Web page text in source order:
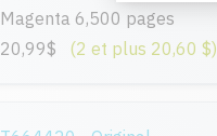
Magenta 6,500 pages
20,99$
(2 et plus 20,60 $)